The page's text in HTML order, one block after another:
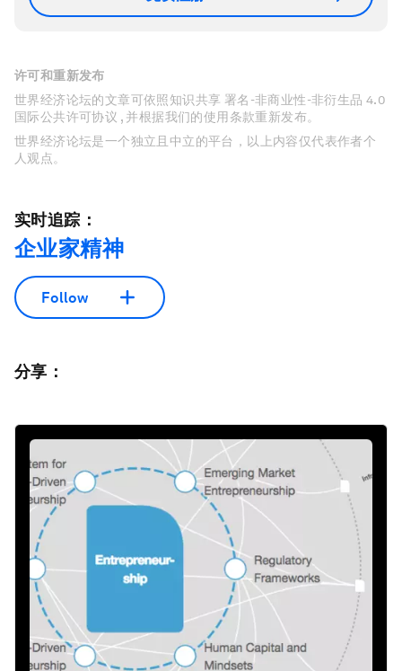
许可和重新发布
世界经济论坛的文章可依照知识共享 署名-非商业性-非衍生品 4.0
国际公共许可协议 , 并根据我们的使用条款重新发布。
世界经济论坛是一个独立且中立的平台，以上内容仅代表作者个
人观点。
实时追踪：
企业家精神
Follow
分享：